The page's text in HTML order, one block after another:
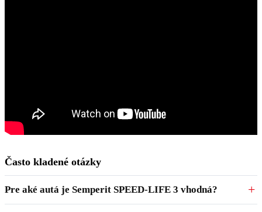
Často kladené otázky
Pre aké autá je Semperit SPEED-LIFE 3 vhodná?